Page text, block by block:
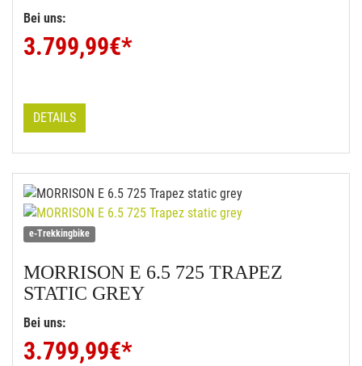
Bei uns:
3.799,99€*
DETAILS
e-Trekkingbike
MORRISON E 6.5 725 TRAPEZ
STATIC GREY
Bei uns:
3.799,99€*